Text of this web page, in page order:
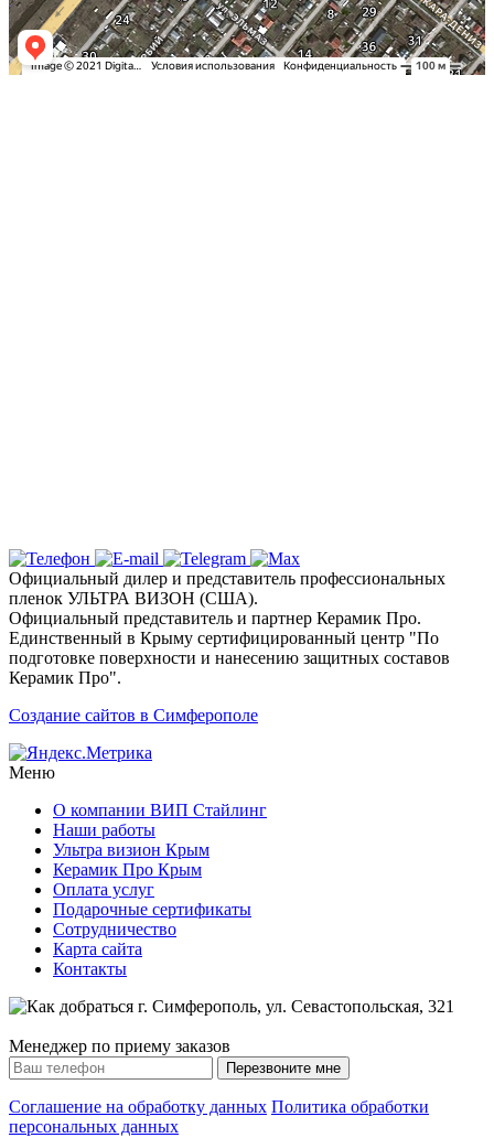
Официальный дилер и представитель профессиональных
пленок УЛЬТРА ВИЗОН (США).
Официальный представитель и партнер Керамик Про.
Единственный в Крыму сертифицированный центр "По
подготовке поверхности и нанесению защитных составов
Керамик Про".
Создание сайтов в Симферополе
Меню
О компании ВИП Стайлинг
Наши работы
Ультра визион Крым
Керамик Про Крым
Оплата услуг
Подарочные сертификаты
Сотрудничество
Карта сайта
Контакты
Менеджер по приему заказов
Соглашение на обработку данных Политика обработки
персональных данных